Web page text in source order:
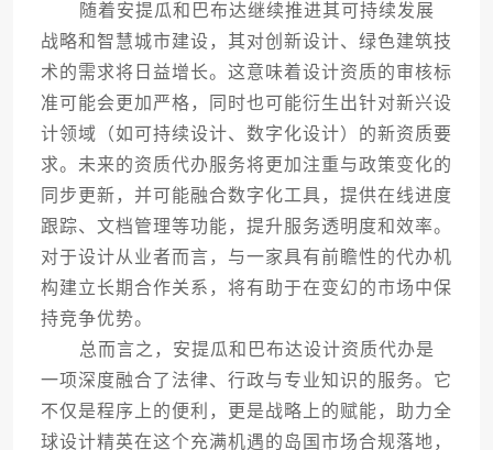
随着安提瓜和巴布达继续推进其可持续发展
战略和智慧城市建设，其对创新设计、绿色建筑技
术的需求将日益增长。这意味着设计资质的审核标
准可能会更加严格，同时也可能衍生出针对新兴设
计领域（如可持续设计、数字化设计）的新资质要
求。未来的资质代办服务将更加注重与政策变化的
同步更新，并可能融合数字化工具，提供在线进度
跟踪、文档管理等功能，提升服务透明度和效率。
对于设计从业者而言，与一家具有前瞻性的代办机
构建立长期合作关系，将有助于在变幻的市场中保
持竞争优势。
总而言之，安提瓜和巴布达设计资质代办是
一项深度融合了法律、行政与专业知识的服务。它
不仅是程序上的便利，更是战略上的赋能，助力全
球设计精英在这个充满机遇的岛国市场合规落地，